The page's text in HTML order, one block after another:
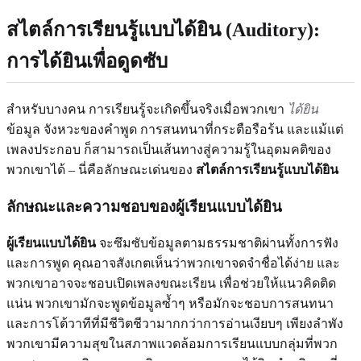
สไตล์การเรียนรู้แบบได้ยิน (Auditory):
การได้ยินเพื่อดูดซับ
สำหรับบางคน การเรียนรู้จะเกิดขึ้นจริงเมื่อพวกเขา ได้ยิน
ข้อมูล จังหวะของคำพูด การสนทนาที่กระตือรือร้น และแม้แต่
เพลงประกอบ ก็สามารถเป็นเส้นทางสู่ความรู้ในอุดมคติของ
พวกเขาได้ – นี่คือลักษณะเด่นของ สไตล์การเรียนรู้แบบได้ยิน
ลักษณะและความชอบของผู้เรียนแบบได้ยิน
ผู้เรียนแบบได้ยินจะซึมซับข้อมูลตามธรรมชาติผ่านทั้งการฟัง
และการพูด คุณอาจสังเกตเห็นว่าพวกเขาจดจำชื่อได้ง่าย และ
พวกเขาอาจจะชอบเปิดเพลงขณะเรียน เพื่อช่วยให้แนวคิดติด
แน่น พวกเขามักจะพูดข้อมูลซ้ำๆ หรือมักจะชอบการสนทนา
และการโต้วาทีที่มีชีวิตชีวามากกว่าการอ่านเงียบๆ เพียงลำพัง
พวกเขามีความสุขในสภาพแวดล้อมการเรียนแบบกลุ่มที่พวก